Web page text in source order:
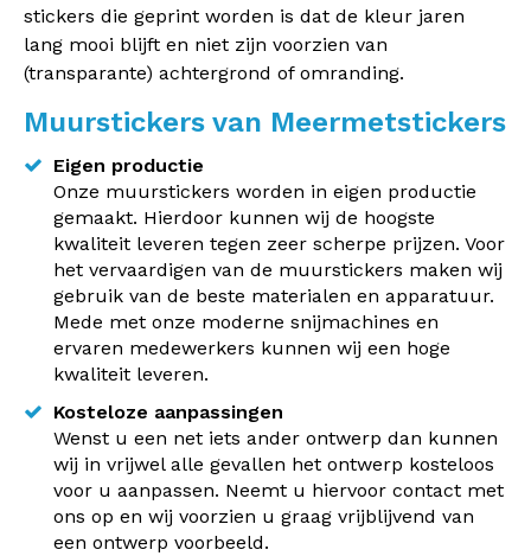
stickers die geprint worden is dat de kleur jaren
lang mooi blijft en niet zijn voorzien van
(transparante) achtergrond of omranding.
Muurstickers van Meermetstickers
Eigen productie
Onze muurstickers worden in eigen productie
gemaakt. Hierdoor kunnen wij de hoogste
kwaliteit leveren tegen zeer scherpe prijzen. Voor
het vervaardigen van de muurstickers maken wij
gebruik van de beste materialen en apparatuur.
Mede met onze moderne snijmachines en
ervaren medewerkers kunnen wij een hoge
kwaliteit leveren.
Kosteloze aanpassingen
Wenst u een net iets ander ontwerp dan kunnen
wij in vrijwel alle gevallen het ontwerp kosteloos
voor u aanpassen. Neemt u hiervoor contact met
ons op en wij voorzien u graag vrijblijvend van
een ontwerp voorbeeld.